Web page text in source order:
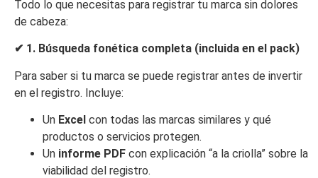
Todo lo que necesitas para registrar tu marca sin dolores
de cabeza:
✔ 1. Búsqueda fonética completa (incluida en el pack)
Para saber si tu marca se puede registrar antes de invertir
en el registro. Incluye:
Un Excel con todas las marcas similares y qué
productos o servicios protegen.
Un informe PDF con explicación “a la criolla” sobre la
viabilidad del registro.